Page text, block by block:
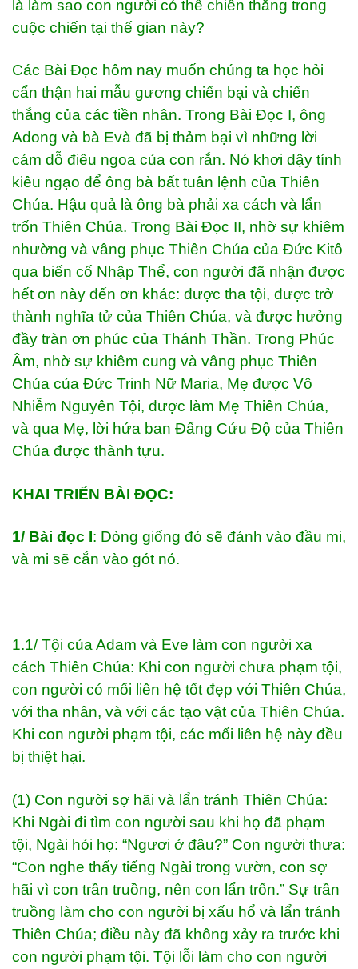
là làm sao con người có thể chiến thắng trong
cuộc chiến tại thế gian này?
Các Bài Đọc hôm nay muốn chúng ta học hỏi
cẩn thận hai mẫu gương chiến bại và chiến
thắng của các tiền nhân. Trong Bài Đọc I, ông
Adong và bà Evà đã bị thảm bại vì những lời
cám dỗ điêu ngoa của con rắn. Nó khơi dậy tính
kiêu ngạo để ông bà bất tuân lệnh của Thiên
Chúa. Hậu quả là ông bà phải xa cách và lẩn
trốn Thiên Chúa. Trong Bài Đọc II, nhờ sự khiêm
nhường và vâng phục Thiên Chúa của Đức Kitô
qua biến cố Nhập Thể, con người đã nhận được
hết ơn này đến ơn khác: được tha tội, được trở
thành nghĩa tử của Thiên Chúa, và được hưởng
đầy tràn ơn phúc của Thánh Thần. Trong Phúc
Âm, nhờ sự khiêm cung và vâng phục Thiên
Chúa của Đức Trinh Nữ Maria, Mẹ được Vô
Nhiễm Nguyên Tội, được làm Mẹ Thiên Chúa,
và qua Mẹ, lời hứa ban Đấng Cứu Độ của Thiên
Chúa được thành tựu.
KHAI TRIỂN BÀI ĐỌC:
1/ Bài đọc I: Dòng giống đó sẽ đánh vào đầu mi,
và mi sẽ cắn vào gót nó.
1.1/ Tội của Adam và Eve làm con người xa
cách Thiên Chúa: Khi con người chưa phạm tội,
con người có mối liên hệ tốt đẹp với Thiên Chúa,
với tha nhân, và với các tạo vật của Thiên Chúa.
Khi con người phạm tội, các mối liên hệ này đều
bị thiệt hại.
(1) Con người sợ hãi và lẩn tránh Thiên Chúa:
Khi Ngài đi tìm con người sau khi họ đã phạm
tội, Ngài hỏi họ: “Ngươi ở đâu?” Con người thưa:
“Con nghe thấy tiếng Ngài trong vườn, con sợ
hãi vì con trần truồng, nên con lẩn trốn.” Sự trần
truồng làm cho con người bị xấu hổ và lẩn tránh
Thiên Chúa; điều này đã không xảy ra trước khi
con người phạm tội. Tội lỗi làm cho con người